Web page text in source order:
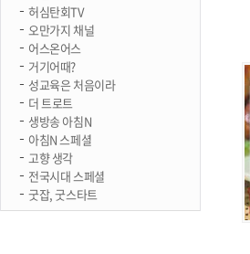
허심탄회TV
오만가지 채널
어스온어스
거기어때?
성교육은 처음이라
더 트로트
생방송 아침N
아침N 스페셜
고향 생각
전국시대 스페셜
굿잡, 굿스타트